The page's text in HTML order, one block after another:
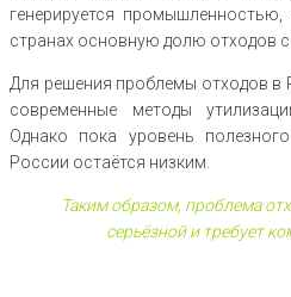
генерируется
странах основную долю отходов
Для решения проблемы отходов в
современные методы
Однако пока уровень
России остаётся низким.
Таким образом, проблема
серьёзной и требует